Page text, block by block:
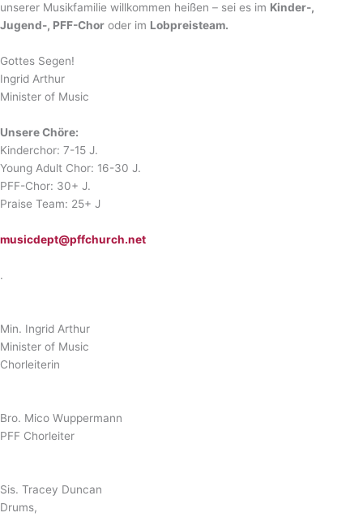
unserer Musikfamilie willkommen heißen – sei es im Kinder-,
Jugend-, PFF-Chor oder im Lobpreisteam.
Gottes Segen!
Ingrid Arthur
Minister of Music
Unsere Chöre:
Kinderchor: 7-15 J.
Young Adult Chor: 16-30 J.
PFF-Chor: 30+ J.
Praise Team: 25+ J
musicdept@pffchurch.net
.
Min. Ingrid Arthur
Minister of Music
Chorleiterin
Bro. Mico Wuppermann
PFF Chorleiter
Sis. Tracey Duncan
Drums,